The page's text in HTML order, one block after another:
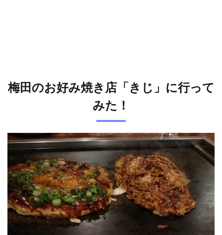
梅田のお好み焼き店「きじ」に行って
みた！